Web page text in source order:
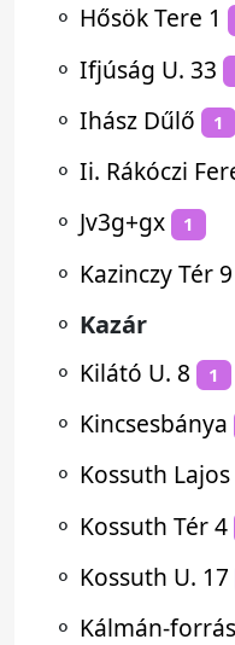
⚬ Hősök Tere 1
⚬ Ifjúság U. 33
⚬ Ihász Dűlő 1
⚬ Ii. Rákóczi
⚬ Jv3g+gx 1
⚬ Kazinczy Tér 9
⚬ Kazár
⚬ Kilátó U. 8 1
⚬ Kincsesbánya
⚬ Kossuth Lajos
⚬ Kossuth Tér 4
⚬ Kossuth U. 17
⚬ Kálmán-